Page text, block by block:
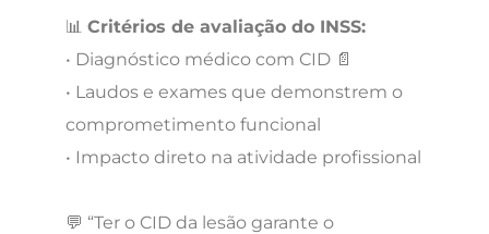
📊 Critérios de avaliação do INSS:
• Diagnóstico médico com CID 📄
• Laudos e exames que demonstrem o
comprometimento funcional
• Impacto direto na atividade profissional
💬 “Ter o CID da lesão garante o